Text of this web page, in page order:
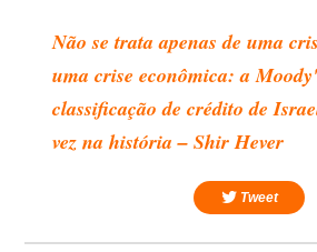
Não se trata apenas de uma
uma crise econômica: a
classificação de crédito de
vez na história – Shir Hever
Tweet